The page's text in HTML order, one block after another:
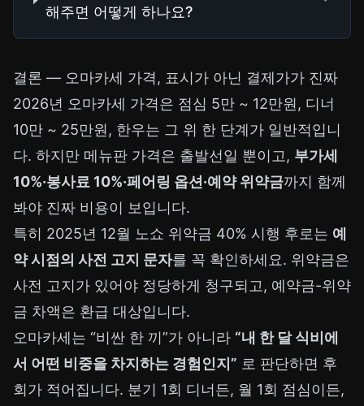
해주면 어떻게 하나요?
결론 — 오마카세 가격, 표시가 아닌 결제가가 진짜
2026년 오마카세 가격은 점심 5만 ~ 12만원, 디너
10만 ~ 25만원, 한우는 그 위 한 단계가 일반적입니
다. 하지만 메뉴판 가격은 출발선일 뿐이고, 부가세
10%·봉사료 10%·페어링 옵션·예약 위약금까지 함께
봐야 진짜 비용이 보입니다.
특히 2025년 12월 노쇼 위약금 40% 시행 후로는 예
약 시점의 사전 고지 문자를 꼭 확인하세요. 위약금은
사전 고지가 있어야 정당하게 청구되고, 예약금-위약
금 차액은 환급 대상입니다.
오마카세는 “비싼 한 끼”가 아니라 “내 한 달 식비에
서 어떤 비중을 차지하는 경험인지” 로 판단하면 후
회가 적어집니다. 분기 1회 디너든, 월 1회 점심이든,